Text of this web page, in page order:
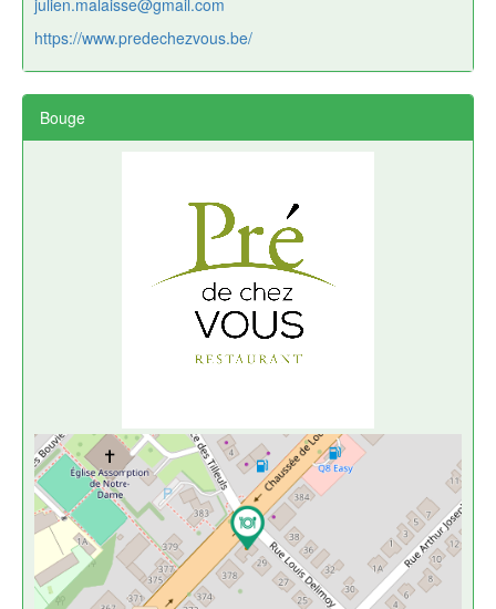
julien.malaisse@gmail.com
https://www.predechezvous.be/
Bouge